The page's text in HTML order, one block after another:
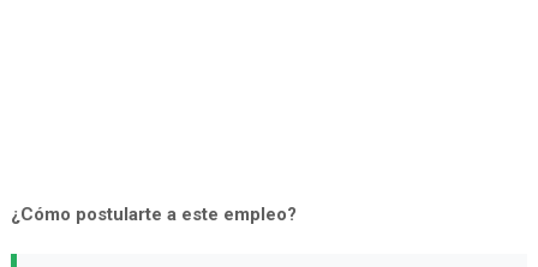
¿Cómo postularte a este empleo?